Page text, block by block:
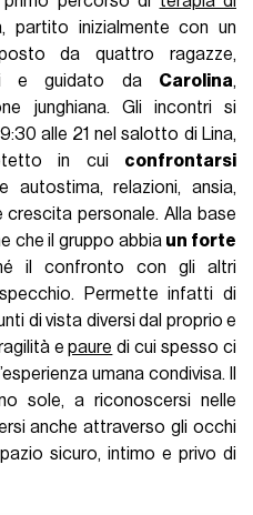
partito inizialmente con un
da quattro ragazze,
e guidato da Carolina,
junghiana. Gli incontri si
alle 21 nel salotto di Lina,
in cui confrontarsi
autostima, relazioni, ansia,
crescita personale. Alla base
che il gruppo abbia un forte
il confronto con gli altri
Permette infatti di
di vista diversi dal proprio e
epaure di cui spesso ci
umana condivisa. Il
sole, a riconoscersi nelle
anche attraverso gli occhi
sicuro, intimo e privo di